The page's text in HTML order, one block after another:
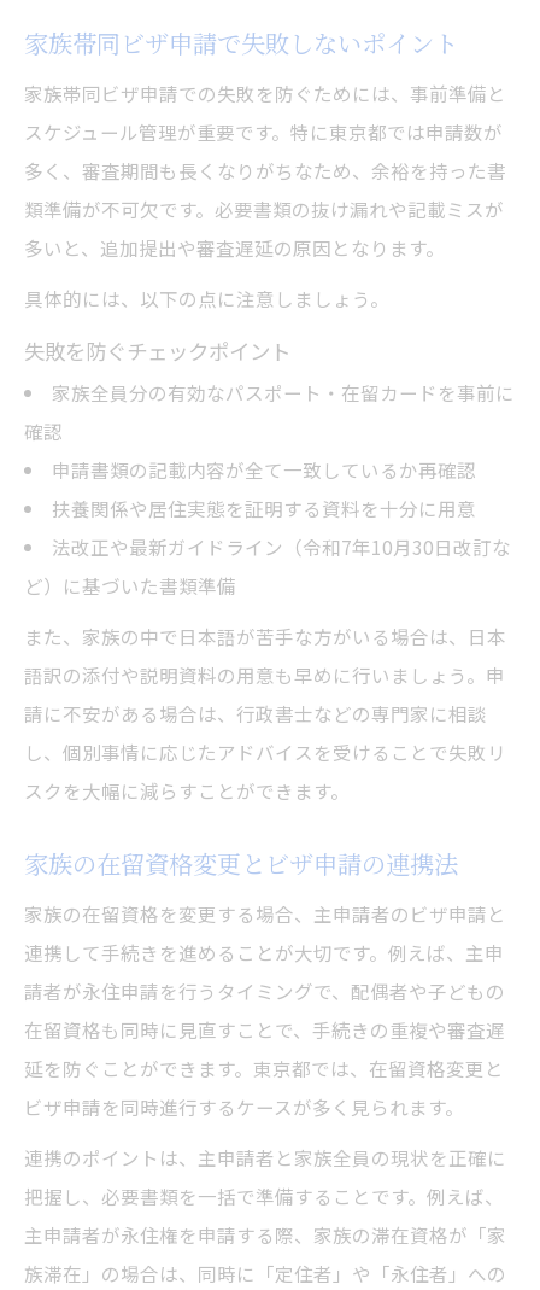
家族帯同ビザ申請で失敗しないポイント
家族帯同ビザ申請での失敗を防ぐためには、事前準備と
スケジュール管理が重要です。特に東京都では申請数が
多く、審査期間も長くなりがちなため、余裕を持った書
類準備が不可欠です。必要書類の抜け漏れや記載ミスが
多いと、追加提出や審査遅延の原因となります。
具体的には、以下の点に注意しましょう。
失敗を防ぐチェックポイント
家族全員分の有効なパスポート・在留カードを事前に
確認
申請書類の記載内容が全て一致しているか再確認
扶養関係や居住実態を証明する資料を十分に用意
法改正や最新ガイドライン（令和7年10月30日改訂な
ど）に基づいた書類準備
また、家族の中で日本語が苦手な方がいる場合は、日本
語訳の添付や説明資料の用意も早めに行いましょう。申
請に不安がある場合は、行政書士などの専門家に相談
し、個別事情に応じたアドバイスを受けることで失敗リ
スクを大幅に減らすことができます。
家族の在留資格変更とビザ申請の連携法
家族の在留資格を変更する場合、主申請者のビザ申請と
連携して手続きを進めることが大切です。例えば、主申
請者が永住申請を行うタイミングで、配偶者や子どもの
在留資格も同時に見直すことで、手続きの重複や審査遅
延を防ぐことができます。東京都では、在留資格変更と
ビザ申請を同時進行するケースが多く見られます。
連携のポイントは、主申請者と家族全員の現状を正確に
把握し、必要書類を一括で準備することです。例えば、
主申請者が永住権を申請する際、家族の滞在資格が「家
族滞在」の場合は、同時に「定住者」や「永住者」への